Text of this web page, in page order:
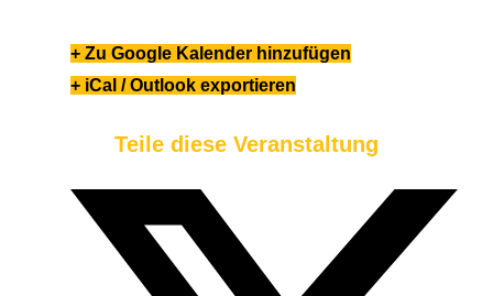
+ Zu Google Kalender hinzufügen
+ iCal / Outlook exportieren
Teile diese Veranstaltung